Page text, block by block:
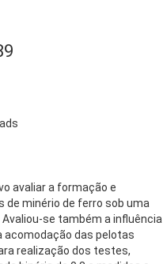
avaliar a formação e
minério de ferro sob uma
se também a influência
das pelotas
realização dos testes,